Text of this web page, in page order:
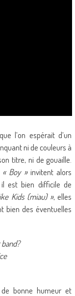
l’on espérait d’un
ni de couleurs à
titre, ni de gouaille.
« Boy »invitent alors
est bien difficile de
Kids (miau) », elles
bien des éventuelles
bonne humeur et